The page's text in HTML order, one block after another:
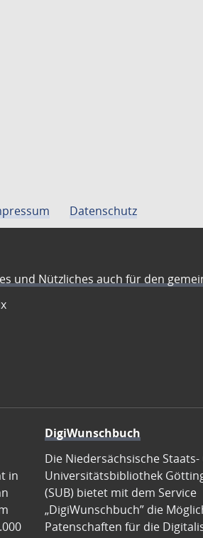
Datenschutz
und Nützliches auch für den
in
DigiWunschbuch
Die Niedersächsische Staats-
Universitätsbibliothek
(SUB) bietet mit dem Service
„DigiWunschbuch” die
Patenschaften für die